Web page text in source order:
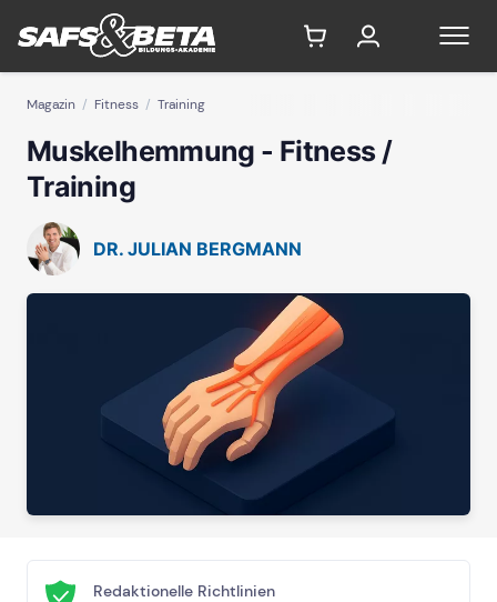
Magazin Fitness Training
Muskelhemmung - Fitness /
Training
DR. JULIAN BERGMANN
Redaktionelle Richtlinien